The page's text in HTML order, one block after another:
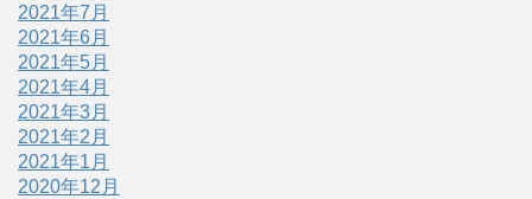
2021年7月
2021年6月
2021年5月
2021年4月
2021年3月
2021年2月
2021年1月
2020年12月